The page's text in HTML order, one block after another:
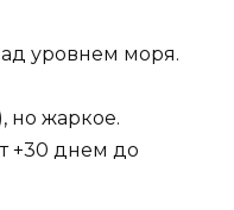
уровнем моря.
но жаркое.
+30 днем до